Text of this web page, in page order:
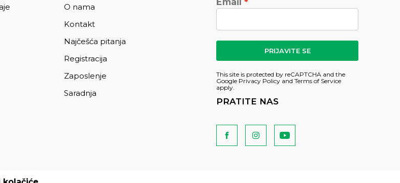
O nama
Kontakt
Najčešća pitanja
Registracija
Zaposlenje
Saradnja
PRIJAVITE SE
This site is protected by reCAPTCHA and the
Google Privacy Policy and Terms of Service
apply.
PRATITE NAS